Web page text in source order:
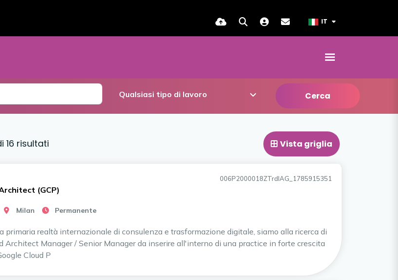
IT
Cerca
16 risultati Vista griglia
006P2000018ZTrdIAG_1785915351
(GCP)
Milan Permanente
primaria realtà internazionale di consulenza e trasformazione digitale, siamo alla ricerca di
Architect Manager / Senior Manager da inserire all'interno di una practice in forte crescita
Cloud P